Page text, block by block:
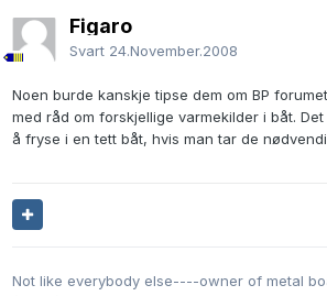
Figaro
Svart 24.November.2008
Noen burde kanskje tipse dem om BP
med råd om forskjellige varmekilder i båt.
å fryse i en tett båt, hvis man tar de
Not like everybody else----owner of metal